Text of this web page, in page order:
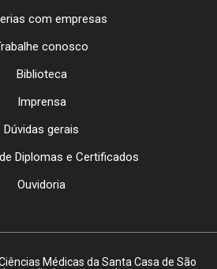
com empresas
conosco
Biblioteca
Imprensa
Dúvidas gerais
Diplomas e Certificados
Ouvidoria
Médicas da Santa Casa de São